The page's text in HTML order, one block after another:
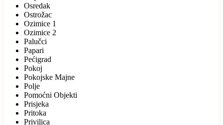
Osredak
Ostrožac
Ozimice 1
Ozimice 2
Palučci
Papari
Pećigrad
Pokoj
Pokojske Majne
Polje
Pomoćni Objekti
Prisjeka
Pritoka
Privilica